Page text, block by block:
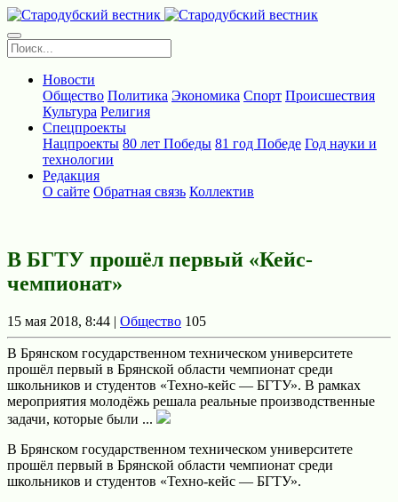
Новости
Общество Политика Экономика Спорт Происшествия
Культура Религия
Спецпроекты
Нацпроекты 80 лет Победы 81 год Победе Год науки и
технологии
Редакция
О сайте Обратная связь Коллектив
В БГТУ прошёл первый «Кейс-
чемпионат»
15 мая 2018, 8:44 | Общество 105
В Брянском государственном техническом университете
прошёл первый в Брянской области чемпионат среди
школьников и студентов «Техно-кейс — БГТУ». В рамках
мероприятия молодёжь решала реальные производственные
задачи, которые были ...
В Брянском государственном техническом университете
прошёл первый в Брянской области чемпионат среди
школьников и студентов «Техно-кейс — БГТУ».